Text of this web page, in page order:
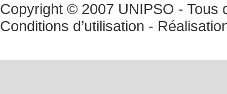
Copyright © 2007 UNIPSO - Tous
Conditions d’utilisation -